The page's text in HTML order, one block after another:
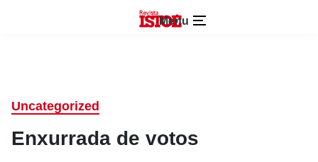
Menu
Uncategorized
Enxurrada de votos